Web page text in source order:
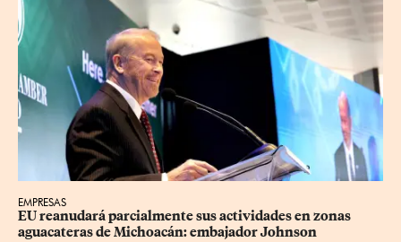
EMPRESAS
EU reanudará parcialmente sus actividades en zonas
aguacateras de Michoacán: embajador Johnson